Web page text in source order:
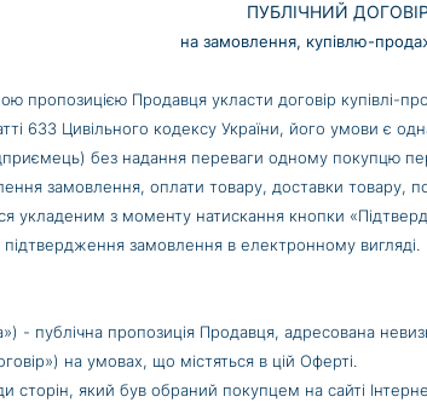
ПУБЛІЧНИЙ
на замовлення, купівлю-
пропозицією Продавця укласти договір купівлі-
633 Цивільного кодексу України, його умови є
без надання переваги одному покупцю
замовлення, оплати товару, доставки товару,
укладеним з моменту натискання кнопки
замовлення в електронному вигляді.
- публічна пропозиція Продавця, адресована
на умовах, що містяться в цій Оферті.
сторін, який був обраний покупцем на сайті